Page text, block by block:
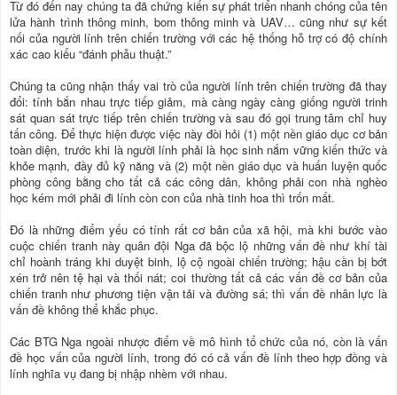
Từ đó đến nay chúng ta đã chứng kiến sự phát triển nhanh chóng của tên
lửa hành trình thông minh, bom thông minh và UAV… cũng như sự kết
nối của người lính trên chiến trường với các hệ thống hỗ trợ có độ chính
xác cao kiểu “đánh phẫu thuật.”
Chúng ta cũng nhận thấy vai trò của người lính trên chiến trường đã thay
đổi: tính bắn nhau trực tiếp giảm, mà càng ngày càng giống người trinh
sát quan sát trực tiếp trên chiến trường và sau đó gọi trung tâm chỉ huy
tấn công. Để thực hiện được việc này đòi hỏi (1) một nền giáo dục cơ bản
toàn diện, trước khi là người lính phải là học sinh nắm vững kiến thức và
khỏe mạnh, đầy đủ kỹ năng và (2) một nền giáo dục và huấn luyện quốc
phòng công bằng cho tất cả các công dân, không phải con nhà nghèo
học kém mới phải đi lính còn con của nhà tinh hoa thì trốn mất.
Đó là những điểm yếu có tính rất cơ bản của xã hội, mà khi bước vào
cuộc chiến tranh này quân đội Nga đã bộc lộ những vấn đề như khí tài
chỉ hoành tráng khi duyệt binh, lộ cộ ngoài chiến trường; hậu cần bị bớt
xén trở nên tệ hại và thối nát; coi thường tất cả các vấn đề cơ bản của
chiến tranh như phương tiện vận tải và đường sá; thì vấn đề nhân lực là
vấn đề không thể khắc phục.
Các BTG Nga ngoài nhược điểm về mô hình tổ chức của nó, còn là vấn
đề học vấn của người lính, trong đó có cả vấn đề lính theo hợp đồng và
lính nghĩa vụ đang bị nhập nhèm với nhau.